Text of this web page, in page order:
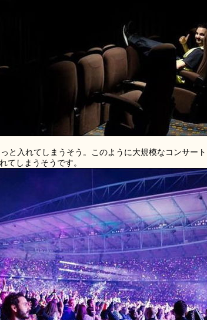
と入れてしまうそう。このように大規模なコンサー
てしまうそうです。